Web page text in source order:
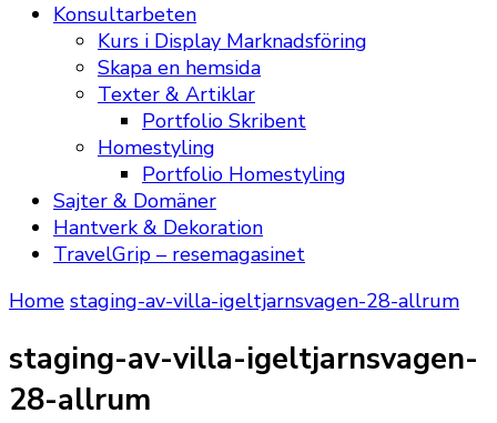
Konsultarbeten
Kurs i Display Marknadsföring
Skapa en hemsida
Texter & Artiklar
Portfolio Skribent
Homestyling
Portfolio Homestyling
Sajter & Domäner
Hantverk & Dekoration
TravelGrip – resemagasinet
Home staging-av-villa-igeltjarnsvagen-28-allrum
staging-av-villa-igeltjarnsvagen-
28-allrum